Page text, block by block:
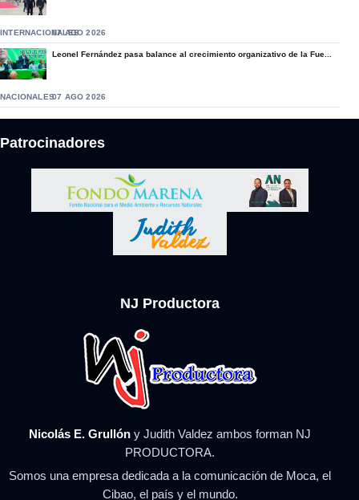
INTERNACIONALES07 AGO 2026
Leonel Fernández pasa balance al crecimiento organizativo de la Fue...
NACIONALES07 AGO 2026
Patrocinadores
NJ Productora
Nicolás E. Grullón y Judith Valdez ambos forman NJ
PRODUCTORA.
Somos una empresa dedicada a la comunicación de Moca, el
Cibao, el país y el mundo.